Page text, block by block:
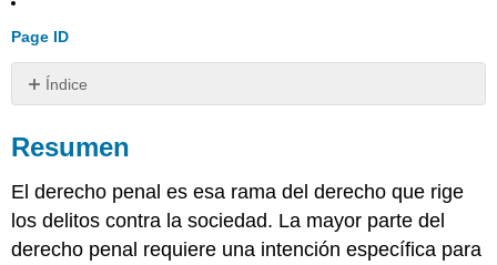
Page ID
Índice
Resumen
El derecho penal es esa rama del derecho que rige
los delitos contra la sociedad. La mayor parte del
derecho penal requiere una intención específica para